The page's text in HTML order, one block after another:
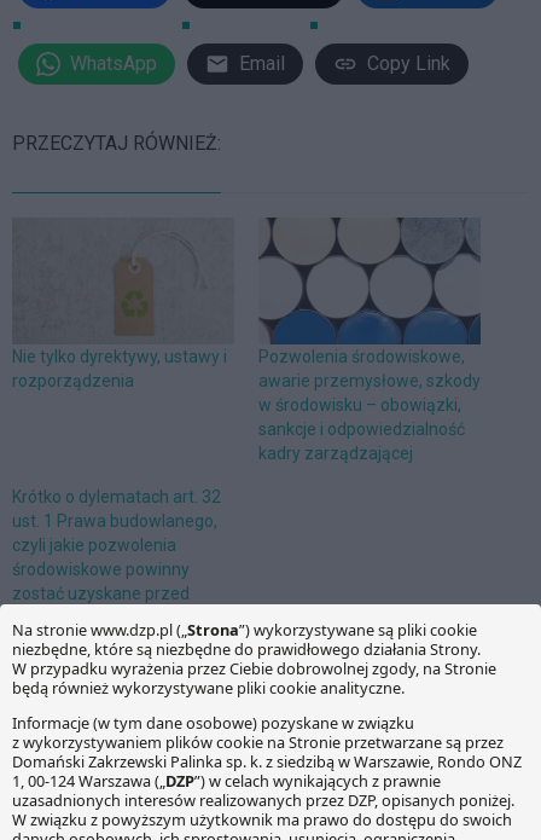
WhatsApp Email Copy Link
PRZECZYTAJ RÓWNIEŻ:
Nie tylko dyrektywy, ustawy i
rozporządzenia
Pozwolenia środowiskowe,
awarie przemysłowe, szkody
w środowisku – obowiązki,
sankcje i odpowiedzialność
kadry zarządzającej
Krótko o dylematach art. 32
ust. 1 Prawa budowlanego,
czyli jakie pozwolenia
środowiskowe powinny
zostać uzyskane przed
pozwolenie na budowę
Przepisy prawa
budowlanego obligują
inwestora do uzyskania m.in.
pozwoleń wydawanych na
podstawie odrębnych
przepisów (tj. innych niż
prawo budowlane), zanim
zostanie wydane pozwolenie